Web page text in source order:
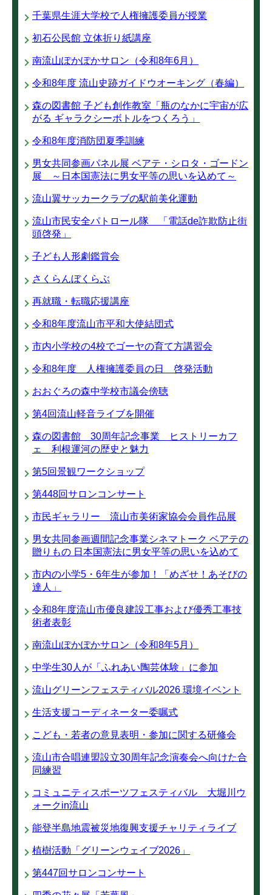
千葉県生涯大学校で人権擁護委員が授業
初石公民館 立体折り紙講座
南流山ぽかぽかサロン（令和8年6月）
令和8年度 流山史跡ガイドウオーキング（春編）
森の図書館 子ども創作教室「瓶のなかに宇宙が広
がる ギャラクシーボトルをつくろう」
令和8年度消防団夏季訓練
男女共同参画パネル展 ベアテ・シロタ・ゴードン
展 ～日本国憲法に男女平等の思いを込めて～
流山翼サッカークラブの駅前美化運動
流山市民安全パトロール隊 「電話de詐欺防止街
頭啓発」
子ども人形劇鑑賞会
さくらんぼくらぶ
再就職・転職応援講座
令和8年度流山市平和大使結団式
市内小学校の4校でゴーヤの育て方講習会
令和8年度 人権擁護委員の日 啓発活動
おおぐろの森中学校市議会傍聴
第4回流山軽音ライブを開催
森の図書館 30周年記念事業 ヒストリーカフ
ェ 利根運河の歴史と魅力
第5回景観ワークショップ
第448回サロンコンサート
市民ギャラリー 流山市美術家協会会員作品展
男女共同参画週間記念事業シネマトーク ベアテの
贈りもの 日本国憲法に男女平等の思いを込めて
市内の小学5・6年生が参加！「めざせ！あそびの
達人」
令和8年度流山市優良建設工事および優秀工事技
術者表彰
南流山ぽかぽかサロン（令和8年5月）
中学生30人が「ふれあい陶芸体験」に参加
流山グリーンフェスティバル2026 環境イベント
生活支援コーディネーター委嘱式
こども・若者の意見表明・参加に関する研修会
流山市合唱連盟設立30周年記念演奏会へ向けた合
同練習
コミュニティスポーツフェスティバル 大堀川ウ
ォークin流山
能登半島地震被災地復興支援チャリティライブ
植樹活動「グリーンウェイブ2026」
第447回サロンコンサート